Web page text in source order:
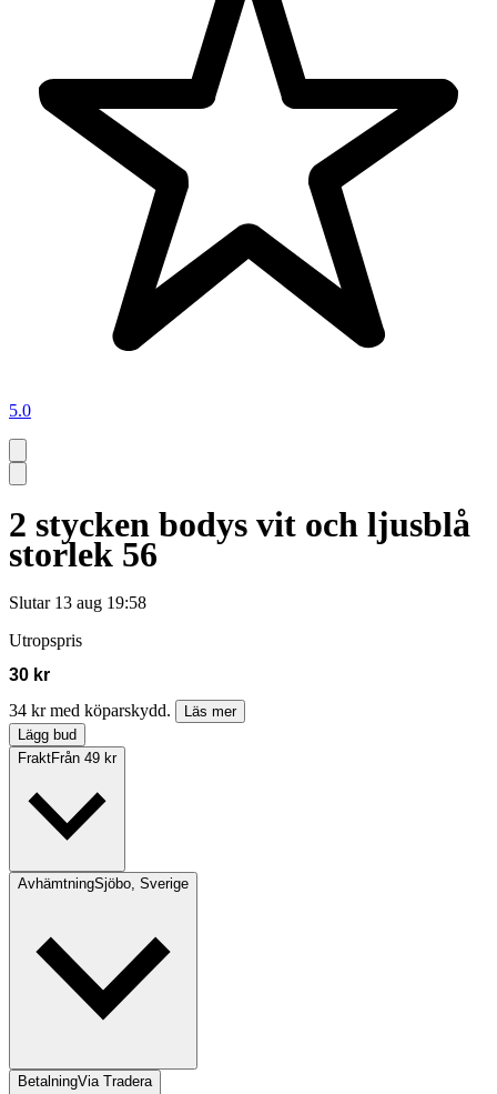
5.0
2 stycken bodys vit och ljusblå
storlek 56
Slutar 13 aug 19:58
Utropspris
30 kr
34 kr med köparskydd.
Läs mer
Lägg bud
FraktFrån 49 kr
AvhämtningSjöbo, Sverige
BetalningVia Tradera